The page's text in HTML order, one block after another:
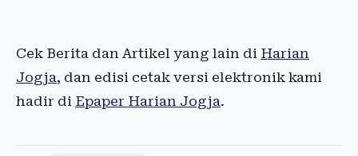
Cek Berita dan Artikel yang lain di Harian
Jogja, dan edisi cetak versi elektronik kami
hadir di Epaper Harian Jogja.